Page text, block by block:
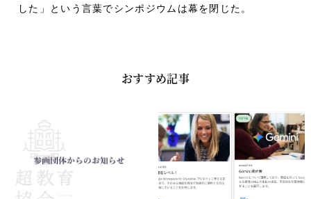
した」という言葉でシンポジウムは幕を閉じた。
おすすめ記事